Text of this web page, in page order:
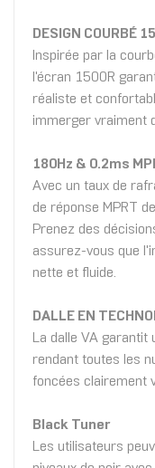
DESIGN COURBÉ
Inspirée par la
l'écran 1500R
réaliste et
immerger vraiment
180Hz & 0.2ms
Avec un taux de
de réponse MPRT
Prenez des
assurez-vous que
nette et fluide.
DALLE EN
La dalle VA
rendant toutes les
foncées clairement
Black Tuner
Les utilisateurs